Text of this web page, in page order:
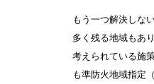
もう一つ解決しな
多く残る地域もあ
考えられている施策
も準防火地域指定